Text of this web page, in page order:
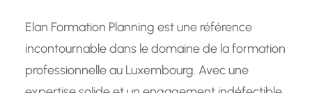
Elan Formation Planning est une référence
incontournable dans le domaine de la formation
professionnelle au Luxembourg. Avec une